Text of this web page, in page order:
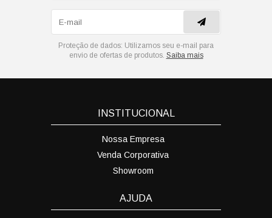
Proteção de dados: Utilizamos seu e-mail para
envio de ofertas de produtos. Saiba mais
INSTITUCIONAL
Nossa Empresa
Venda Corporativa
Showroom
AJUDA